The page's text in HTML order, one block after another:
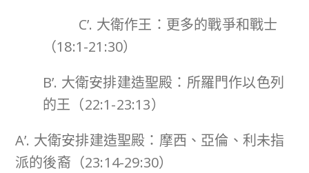
C’. 大衛作王：更多的戰爭和戰士
（18:1-21:30）
B’. 大衛安排建造聖殿：所羅門作以色列
的王（22:1-23:13）
A’. 大衛安排建造聖殿：摩西、亞倫、利未指
派的後裔（23:14-29:30）